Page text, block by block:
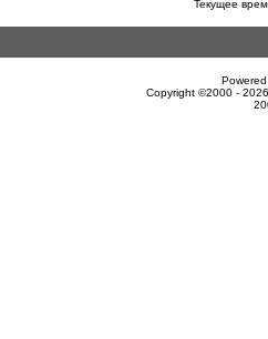
Текущее
Copyright ©2000 -